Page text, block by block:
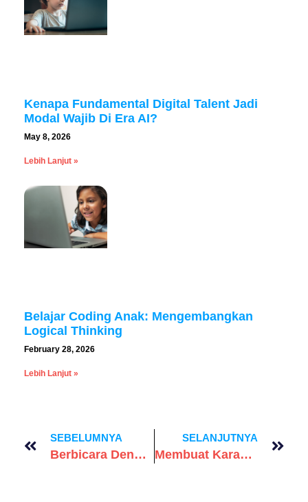
Kenapa Fundamental Digital Talent Jadi
Modal Wajib Di Era AI?
May 8, 2026
Lebih Lanjut »
Belajar Coding Anak: Mengembangkan
Logical Thinking
February 28, 2026
Lebih Lanjut »
SEBELUMNYA
Berbicara Dengan Kecerdasan Buatan: Keterampilan Komunikasi Di Era Digital
SELANJUTNYA
Membuat Karakter Animasi 3D: Petualangan Kreatif Untuk Anak